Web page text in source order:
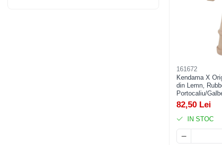
161672
Kendama X
din Lemn,
Portocaliu/
82,50 Lei
IN STOC